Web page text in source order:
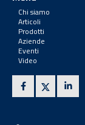
Chi siamo
Articoli
Prodotti
Aziende
Eventi
Video